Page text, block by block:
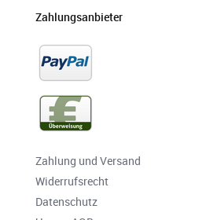
Zahlungsanbieter
Zahlung und Versand
Widerrufsrecht
Datenschutz